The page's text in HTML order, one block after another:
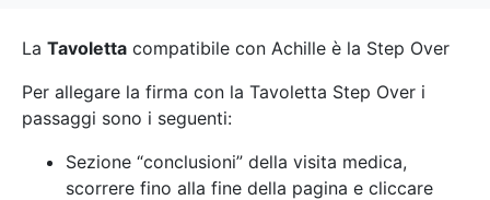
La Tavoletta compatibile con Achille è la Step Over
Per allegare la firma con la Tavoletta Step Over i
passaggi sono i seguenti:
Sezione “conclusioni” della visita medica,
scorrere fino alla fine della pagina e cliccare